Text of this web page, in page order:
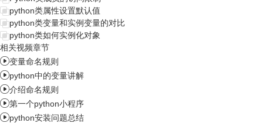
python类属性设置默认值
python类变量和实例变量的对比
python类如何实例化对象
相关视频章节
变量命名规则
python中的变量讲解
介绍命名规则
第一个python小程序
python安装问题总结